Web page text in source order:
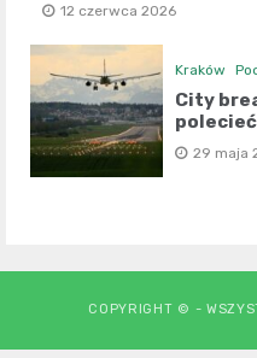
12 czerwca 2026
Kraków
City
29 maja
COPYRIGHT © -